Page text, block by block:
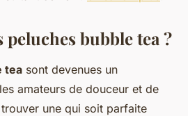
peluches bubble tea ?
tea sont devenues un
amateurs de douceur et de
une qui soit parfaite